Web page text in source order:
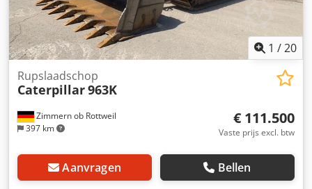
1 /20
Zimmern ob Rottweil
397 km
Rupslaadschop
Caterpillar963K
€ 111.500
Vaste prijs excl. btw
Aanvragen Bellen